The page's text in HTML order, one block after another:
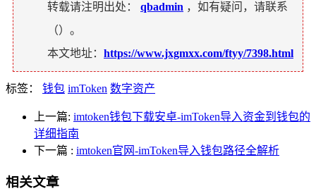
转载请注明出处： qbadmin ，如有疑问，请联系
（ ）。
本文地址： https://www.jxgmxx.com/ftyy/7398.html
标签： 钱包 imToken 数字资产
上一篇: imtoken钱包下载安卓-imToken导入资金到钱包的
详细指南
下一篇 : imtoken官网-imToken导入钱包路径全解析
相关文章